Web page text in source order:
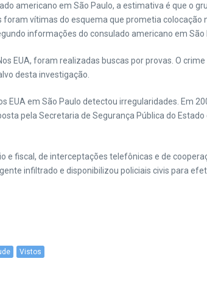
americano em São Paulo, a estimativa é que o
foram vítimas do esquema que prometia
informações do consulado americano em
EUA, foram realizadas buscas por provas. O
desta investigação.
em São Paulo detectou irregularidades. Em
pela Secretaria de Segurança Pública do Estado
e fiscal, de interceptações telefônicas e de
infiltrado e disponibilizou policiais civis para
Vistos